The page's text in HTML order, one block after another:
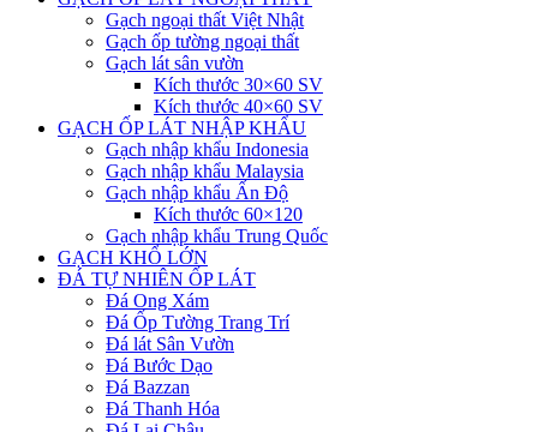
Gạch ngoại thất Việt Nhật
Gạch ốp tường ngoại thất
Gạch lát sân vườn
Kích thước 30×60 SV
Kích thước 40×60 SV
GẠCH ỐP LÁT NHẬP KHẨU
Gạch nhập khẩu Indonesia
Gạch nhập khẩu Malaysia
Gạch nhập khẩu Ấn Độ
Kích thước 60×120
Gạch nhập khẩu Trung Quốc
GẠCH KHỔ LỚN
ĐÁ TỰ NHIÊN ỐP LÁT
Đá Ong Xám
Đá Ốp Tường Trang Trí
Đá lát Sân Vườn
Đá Bước Dạo
Đá Bazzan
Đá Thanh Hóa